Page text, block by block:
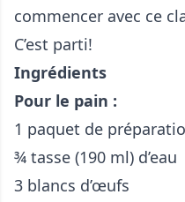
commencer avec ce
C’est parti!
Ingrédients
Pour le pain :
1 paquet de
¾ tasse (190 ml) d’eau
3 blancs d’œufs